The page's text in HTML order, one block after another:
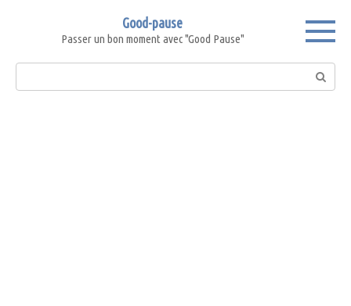
Good-pause
Passer un bon moment avec "Good Pause"
Search: